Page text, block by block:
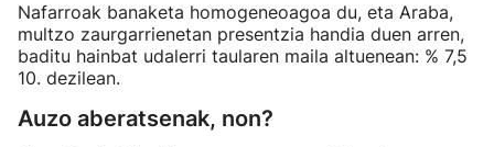
Nafarroak banaketa homogeneoagoa du, eta Araba,
multzo zaurgarrienetan presentzia handia duen arren,
baditu hainbat udalerri taularen maila altuenean: % 7,5
10. dezilean.
Auzo aberatsenak, non?